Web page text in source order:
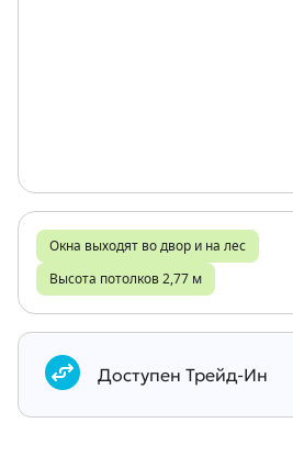
Окна выходят во двор и на лес
Высота потолков 2,77 м
Документы
Доступен Трейд-Ин